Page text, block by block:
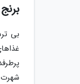
برنج
بی
شهرت